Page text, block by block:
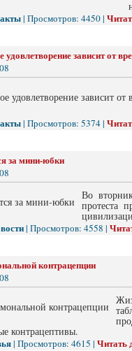
| Просмотров: 4450 |
зависит от
| Просмотров: 5374 |
за мини-юбки
Во
протеста
| Просмотров: 4558 |
контрацепции
контрацептивы.
| Просмотров: 4615 | Читать